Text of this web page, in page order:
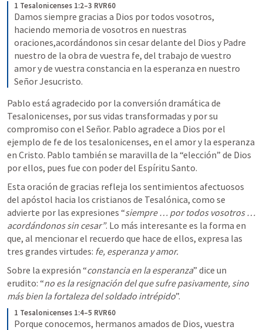
1 Tesalonicenses 1:2–3 RVR60
Damos siempre gracias a Dios por todos vosotros,
haciendo memoria de vosotros en nuestras
oraciones,acordándonos sin cesar delante del Dios y Padre
nuestro de la obra de vuestra fe, del trabajo de vuestro
amor y de vuestra constancia en la esperanza en nuestro
Señor Jesucristo.
Pablo está agradecido por la conversión dramática de
Tesalonicenses, por sus vidas transformadas y por su
compromiso con el Señor. Pablo agradece a Dios por el
ejemplo de fe de los tesalonicenses, en el amor y la esperanza
en Cristo. Pablo también se maravilla de la “elección” de Dios
por ellos, pues fue con poder del Espíritu Santo.
Esta oración de gracias refleja los sentimientos afectuosos
del apóstol hacia los cristianos de Tesalónica, como se
advierte por las expresiones “siempre … por todos vosotros …
acordándonos sin cesar”. Lo más interesante es la forma en
que, al mencionar el recuerdo que hace de ellos, expresa las
tres grandes virtudes: fe, esperanza y amor.
Sobre la expresión “constancia en la esperanza” dice un
erudito: “no es la resignación del que sufre pasivamente, sino
más bien la fortaleza del soldado intrépido”.
1 Tesalonicenses 1:4–5 RVR60
Porque conocemos, hermanos amados de Dios, vuestra